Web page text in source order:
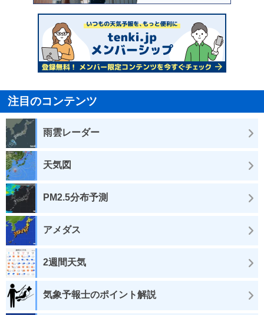
注目のコンテンツ
雨雲レーダー
天気図
PM2.5分布予測
アメダス
2週間天気
気象予報士のポイント解説